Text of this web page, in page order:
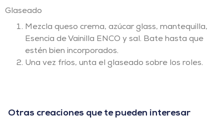
Glaseado
Mezcla queso crema, azúcar glass, mantequilla,
Esencia de Vainilla ENCO y sal. Bate hasta que
estén bien incorporados.
Una vez fríos, unta el glaseado sobre los roles.
Otras creaciones que te pueden interesar